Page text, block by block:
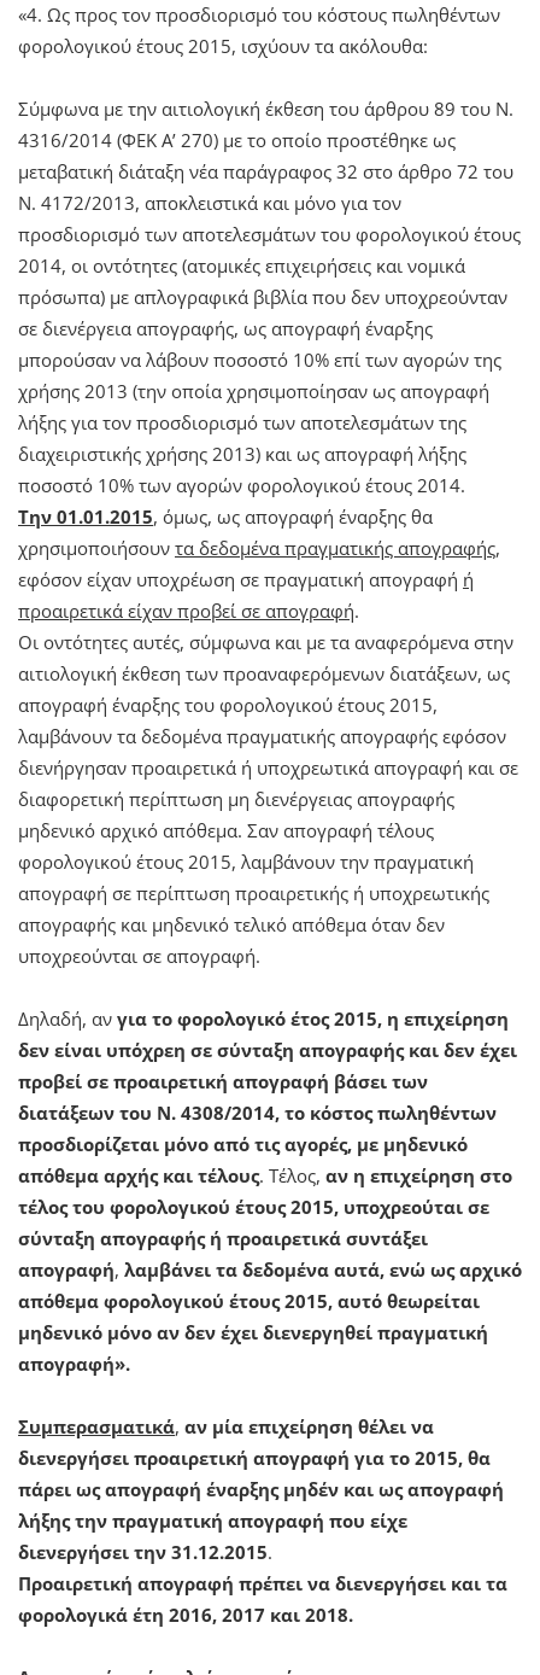
«4. Ως προς τον προσδιορισμό του κόστους πωληθέντων
φορολογικού έτους 2015, ισχύουν τα ακόλουθα:
Σύμφωνα με την αιτιολογική έκθεση του άρθρου 89 του Ν.
4316/2014 (ΦΕΚ Α’ 270) με το οποίο προστέθηκε ως
μεταβατική διάταξη νέα παράγραφος 32 στο άρθρο 72 του
Ν. 4172/2013, αποκλειστικά και μόνο για τον
προσδιορισμό των αποτελεσμάτων του φορολογικού έτους
2014, οι οντότητες (ατομικές επιχειρήσεις και νομικά
πρόσωπα) με απλογραφικά βιβλία που δεν υποχρεούνταν
σε διενέργεια απογραφής, ως απογραφή έναρξης
μπορούσαν να λάβουν ποσοστό 10% επί των αγορών της
χρήσης 2013 (την οποία χρησιμοποίησαν ως απογραφή
λήξης για τον προσδιορισμό των αποτελεσμάτων της
διαχειριστικής χρήσης 2013) και ως απογραφή λήξης
ποσοστό 10% των αγορών φορολογικού έτους 2014.
Την 01.01.2015, όμως, ως απογραφή έναρξης θα
χρησιμοποιήσουν τα δεδομένα πραγματικής απογραφής,
εφόσον είχαν υποχρέωση σε πραγματική απογραφή ή
προαιρετικά είχαν προβεί σε απογραφή.
Οι οντότητες αυτές, σύμφωνα και με τα αναφερόμενα στην
αιτιολογική έκθεση των προαναφερόμενων διατάξεων, ως
απογραφή έναρξης του φορολογικού έτους 2015,
λαμβάνουν τα δεδομένα πραγματικής απογραφής εφόσον
διενήργησαν προαιρετικά ή υποχρεωτικά απογραφή και σε
διαφορετική περίπτωση μη διενέργειας απογραφής
μηδενικό αρχικό απόθεμα. Σαν απογραφή τέλους
φορολογικού έτους 2015, λαμβάνουν την πραγματική
απογραφή σε περίπτωση προαιρετικής ή υποχρεωτικής
απογραφής και μηδενικό τελικό απόθεμα όταν δεν
υποχρεούνται σε απογραφή.
Δηλαδή, αν για το φορολογικό έτος 2015, η επιχείρηση
δεν είναι υπόχρεη σε σύνταξη απογραφής και δεν έχει
προβεί σε προαιρετική απογραφή βάσει των
διατάξεων του Ν. 4308/2014, το κόστος πωληθέντων
προσδιορίζεται μόνο από τις αγορές, με μηδενικό
απόθεμα αρχής και τέλους. Τέλος, αν η επιχείρηση στο
τέλος του φορολογικού έτους 2015, υποχρεούται σε
σύνταξη απογραφής ή προαιρετικά συντάξει
απογραφή, λαμβάνει τα δεδομένα αυτά, ενώ ως αρχικό
απόθεμα φορολογικού έτους 2015, αυτό θεωρείται
μηδενικό μόνο αν δεν έχει διενεργηθεί πραγματική
απογραφή».
Συμπερασματικά, αν μία επιχείρηση θέλει να
διενεργήσει προαιρετική απογραφή για το 2015, θα
πάρει ως απογραφή έναρξης μηδέν και ως απογραφή
λήξης την πραγματική απογραφή που είχε
διενεργήσει την 31.12.2015.
Προαιρετική απογραφή πρέπει να διενεργήσει και τα
φορολογικά έτη 2016, 2017 και 2018.